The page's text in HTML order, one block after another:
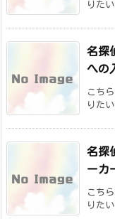
りた
名探
への
こち
りた
名探
ーカ
こち
りた